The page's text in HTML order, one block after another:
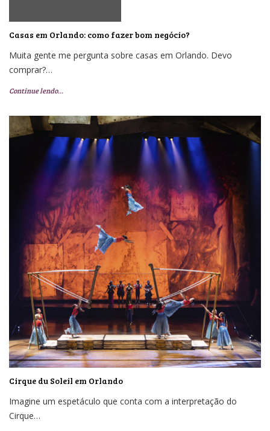
Casas em Orlando: como fazer bom negócio?
Muita gente me pergunta sobre casas em Orlando. Devo
comprar?…
Continue lendo…
Cirque du Soleil em Orlando
Imagine um espetáculo que conta com a interpretação do
Cirque…